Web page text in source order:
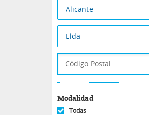
Alicante
Elda
Modalidad
Todas